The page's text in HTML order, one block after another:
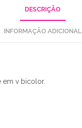
DESCRIÇÃO
INFORMAÇÃO ADICIONAL
em v bicolor.